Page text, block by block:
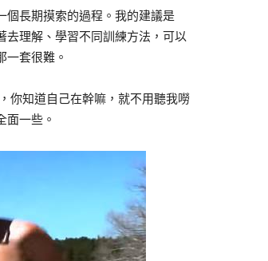
個長期摸索的過程。我的建議是
去理解、學習不同訓練方法，可以
一套很難。
你知道自己在幹嘛，就不用聽我嘮
面一些。